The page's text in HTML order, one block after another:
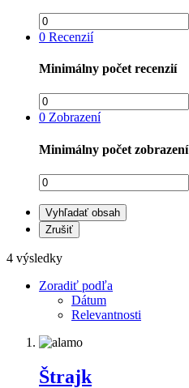
0 Recenzií
Minimálny počet recenzií
0 Zobrazení
Minimálny počet zobrazení
Vyhľadať obsah
Zrušiť
4 výsledky
Zoradiť podľa
Dátum
Relevantnosti
Štrajk